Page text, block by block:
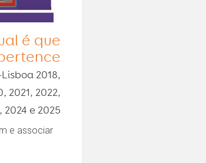
é que
Lisboa 2018,
2021, 2022,
2024 e 2025
e associar